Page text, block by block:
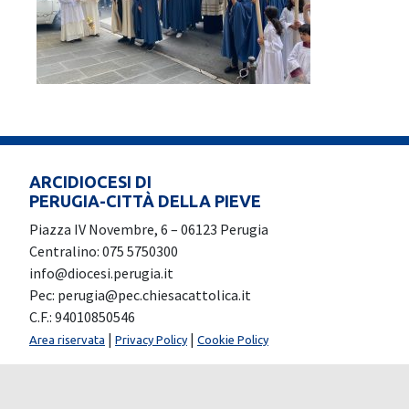
ARCIDIOCESI DI
PERUGIA-CITTÀ DELLA PIEVE
Piazza IV Novembre, 6 – 06123 Perugia
Centralino: 075 5750300
info@diocesi.perugia.it
Pec: perugia@pec.chiesacattolica.it
C.F.: 94010850546
Area riservata | Privacy Policy | Cookie Policy